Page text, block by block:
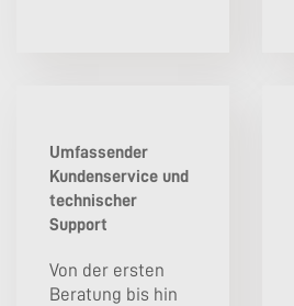
Umfassender
Kundenservice und
technischer
Support
Von der ersten
Beratung bis hin